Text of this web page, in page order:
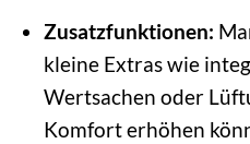
Zusatzfunktionen:
kleine Extras wie
Wertsachen oder
Komfort erhöhen